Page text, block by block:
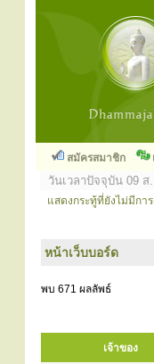
สมัครสมาชิก
วันเวลาปัจจุบัน 09 ส
แสดงกระทู้ที่ยังไม่มีกา
หน้าเว็บบอร์ด
พบ 671 ผลลัพธ์
เจ้าของ